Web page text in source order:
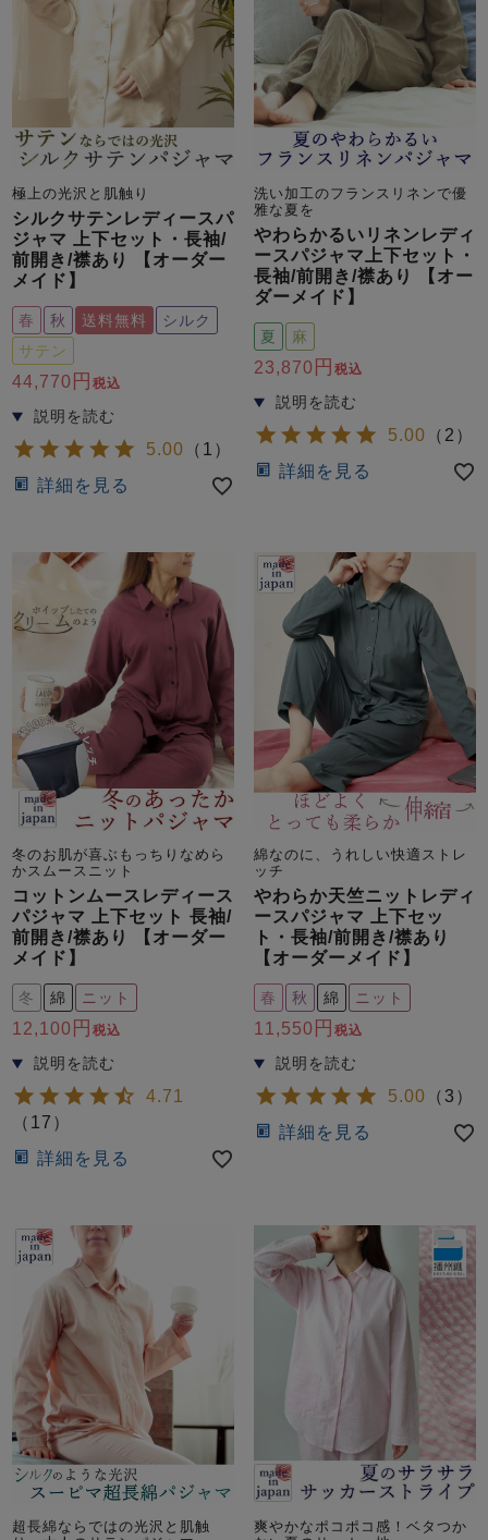
極上の光沢と肌触り
シルクサテンレディースパ
ジャマ 上下セット・長袖/
前開き/襟あり 【オーダー
メイド】
春 秋 送料無料
シルク
サテン
44,770 税込
5.00 （ 1 ）
詳細を見る
洗い加工のフランスリネンで優
雅な夏を
やわらかるいリネンレディ
ースパジャマ上下セット・
長袖/前開き/襟あり 【オー
ダーメイド】
夏 麻
23,870 税込
5.00 （ 2 ）
詳細を見る
冬のお肌が喜ぶもっちりなめら
かスムースニット
コットンムースレディース
パジャマ 上下セット 長袖/
前開き/襟あり 【オーダー
メイド】
冬 綿 ニット
12,100 税込
4.71
（ 17 ）
詳細を見る
綿なのに、うれしい快適ストレ
ッチ
やわらか天竺ニットレディ
ースパジャマ 上下セッ
ト・長袖/前開き/襟あり
【オーダーメイド】
春 秋 綿 ニット
11,550 税込
5.00 （3 ）
詳細を見る
超長綿ならではの光沢と肌触
爽やかなポコポコ感！ベタつか